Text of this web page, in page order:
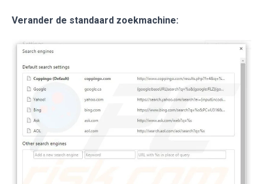
Verander de standaard zoekmachine: